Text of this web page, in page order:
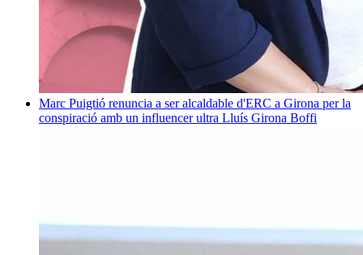
Marc Puigtió renuncia a ser alcaldable d'ERC a Girona per la
conspiració amb un influencer ultra Lluís Girona Boffi